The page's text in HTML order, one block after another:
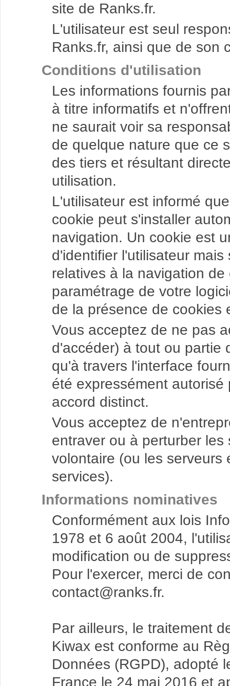
site de Ranks.fr.
L'utilisateur est seul
Ranks.fr, ainsi que de son
Conditions d'utilisation
Les informations fournis
à titre informatifs et
ne saurait voir sa
de quelque nature que ce
des tiers et résultant
utilisation.
L'utilisateur est informé
cookie peut s'installer
navigation. Un cookie est
d'identifier l'utilisateur
relatives à la navigation
paramétrage de votre
de la présence de cookies
Vous acceptez de ne pas
d'accéder) à tout ou partie
qu'à travers l'interface
été expressément
accord distinct.
Vous acceptez de
entraver ou à perturber
volontaire (ou les serveurs
services).
Informations nominatives
Conformément aux lois
1978 et 6 août 2004,
modification ou de
Pour l'exercer, merci de
contact@ranks.fr.
Par ailleurs, le traitement
Kiwax est conforme au
Données (RGPD), adopté
France le 24 mai 2016 et